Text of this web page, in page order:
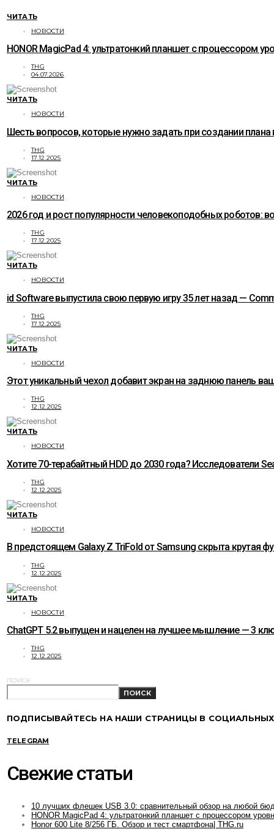
ЧИТАТЬ
НОВОСТИ
HONOR MagicPad 4: ультратонкий планшет с процессором
THG
04.07.2026
ЧИТАТЬ
НОВОСТИ
Шесть вопросов, которые нужно задать при создании плана
THG
17.12.2025
ЧИТАТЬ
НОВОСТИ
2026 год и рост популярности человекоподобных
THG
17.12.2025
ЧИТАТЬ
НОВОСТИ
id Software выпустила свою первую игру 35 лет назад —
THG
17.12.2025
ЧИТАТЬ
НОВОСТИ
Этот уникальный чехол добавит экран на заднюю панель
THG
12.12.2025
ЧИТАТЬ
НОВОСТИ
Хотите 70-терабайтный HDD до 2030 года? Исследователи
THG
12.12.2025
ЧИТАТЬ
НОВОСТИ
В предстоящем Galaxy Z TriFold от Samsung скрыта крутая
THG
12.12.2025
ЧИТАТЬ
НОВОСТИ
ChatGPT 5.2 выпущен и нацелен на лучшее мышление — 3
THG
12.12.2025
ПОИСК
ПОИСК
ПОДПИСЫВАЙТЕСЬ НА НАШИ СТРАНИЦЫ В СОЦИАЛЬНЫХ
TELEGRAM
Свежие статьи
10 лучших флешек USB 3.0: сравнительный обзор на любой
HONOR MagicPad 4: ультратонкий планшет с процессором
Honor 600 Lite 8/256 ГБ. Обзор и тест смартфона| THG.ru